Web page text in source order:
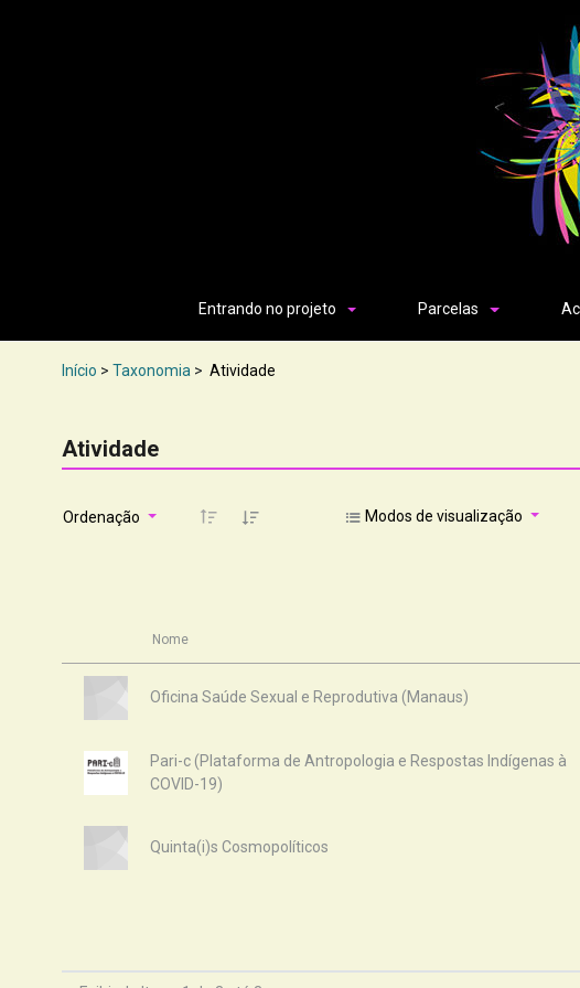
Entrando no projeto Parcelas
Início > Taxonomia > Atividade
Atividade
Ordenação Modos de visualização
Nome
Oficina Saúde Sexual e Reprodutiva (Manaus)
Pari-c (Plataforma de Antropologia e Respostas Indígenas à
COVID-19)
Quinta(i)s Cosmopolíticos